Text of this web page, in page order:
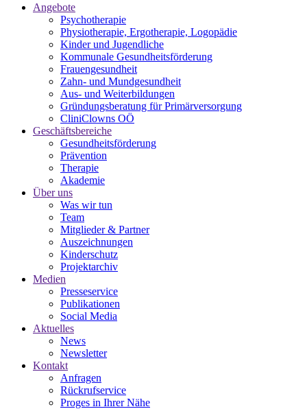
Angebote
Psychotherapie
Physiotherapie, Ergotherapie, Logopädie
Kinder und Jugendliche
Kommunale Gesundheitsförderung
Frauengesundheit
Zahn- und Mundgesundheit
Aus- und Weiterbildungen
Gründungsberatung für Primärversorgung
CliniClowns OÖ
Geschäftsbereiche
Gesundheitsförderung
Prävention
Therapie
Akademie
Über uns
Was wir tun
Team
Mitglieder & Partner
Auszeichnungen
Kinderschutz
Projektarchiv
Medien
Presseservice
Publikationen
Social Media
Aktuelles
News
Newsletter
Kontakt
Anfragen
Rückrufservice
Proges in Ihrer Nähe